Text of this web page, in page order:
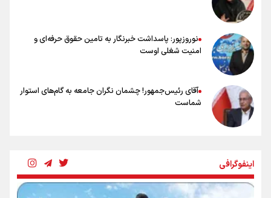
نسل دارد/ دوست دارم آرژانتین قهرمان شود
نوروزپور: پاسداشت خبرنگار به تامین حقوق حرفه‌ای و
امنیت شغلی اوست
آقای رئیس‌جمهور! چشمان نگران جامعه به گام‌های استوار
شماست
بنزین؛ تدبیری برای حفظ امنیت انرژی
اینفوگرافی